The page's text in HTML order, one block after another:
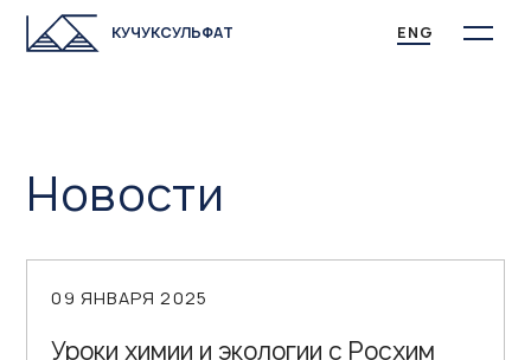
КУЧУКСУЛЬФАТ ENG
Новости
09 ЯНВАРЯ 2025
Уроки химии и экологии с Росхим